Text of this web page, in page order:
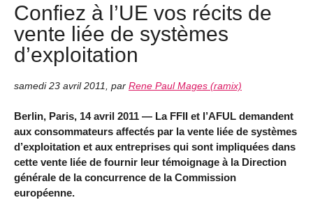
Confiez à l’UE vos récits de
vente liée de systèmes
d’exploitation
samedi 23 avril 2011 par Rene Paul Mages (ramix)
Berlin, Paris, 14 avril 2011 — La FFII et l’AFUL demandent
aux consommateurs affectés par la vente liée de systèmes
d’exploitation et aux entreprises qui sont impliquées dans
cette vente liée de fournir leur témoignage à la Direction
générale de la concurrence de la Commission
européenne.